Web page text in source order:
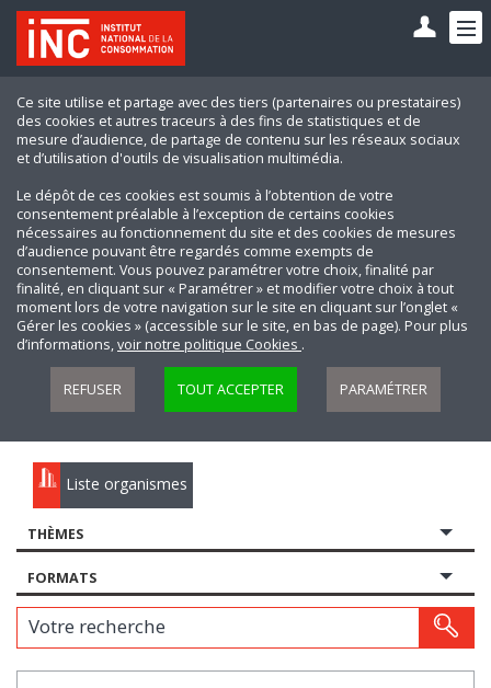
Ce site utilise et partage avec des tiers (partenaires ou prestataires)
des cookies et autres traceurs à des fins de statistiques et de
mesure d’audience, de partage de contenu sur les réseaux sociaux
et d’utilisation d'outils de visualisation multimédia.
Le dépôt de ces cookies est soumis à l’obtention de votre
consentement préalable à l’exception de certains cookies
nécessaires au fonctionnement du site et des cookies de mesures
d’audience pouvant être regardés comme exempts de
consentement. Vous pouvez paramétrer votre choix, finalité par
finalité, en cliquant sur « Paramétrer » et modifier votre choix à tout
moment lors de votre navigation sur le site en cliquant sur l’onglet «
Gérer les cookies » (accessible sur le site, en bas de page). Pour plus
d’informations,voir notre politique Cookies .
REFUSER TOUT ACCEPTER PARAMÉTRER
Liste organismes
THÈMES
FORMATS
Votre recherche